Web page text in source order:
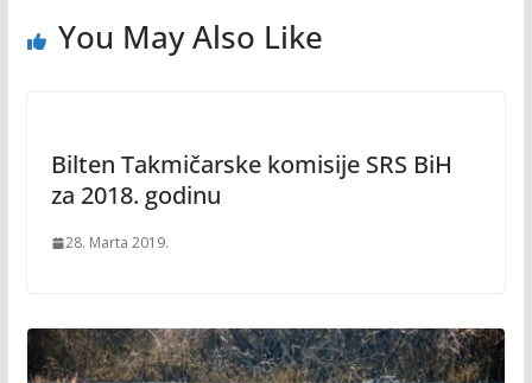
You May Also Like
Bilten Takmičarske komisije SRS BiH
za 2018. godinu
28. Marta 2019.